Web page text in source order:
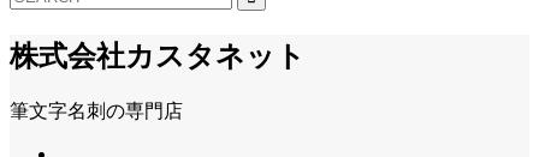
株式会社カスタネット
筆文字名刺の専門店